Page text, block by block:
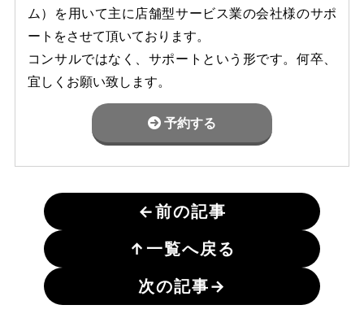
ム）を用いて主に店舗型サービス業の会社様のサポ
ートをさせて頂いております。
コンサルではなく、サポートという形です。何卒、
宜しくお願い致します。
予約する
←前の記事
↑ 一覧へ戻る
次の記事→